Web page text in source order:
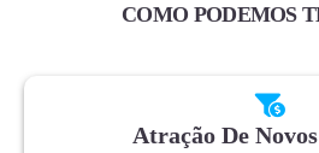
COMO PODEMOS
Atração De